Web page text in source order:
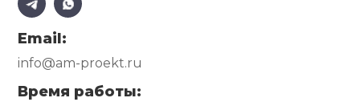
Email:
info@am-proekt.ru
Время работы: